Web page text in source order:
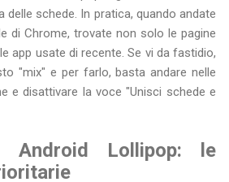
delle schede. In pratica, quando andate
di Chrome, trovate non solo le pagine
app usate di recente. Se vi da fastidio,
"mix" e per farlo, basta andare nelle
e disattivare la voce "Unisci schede e
Lollipop: le